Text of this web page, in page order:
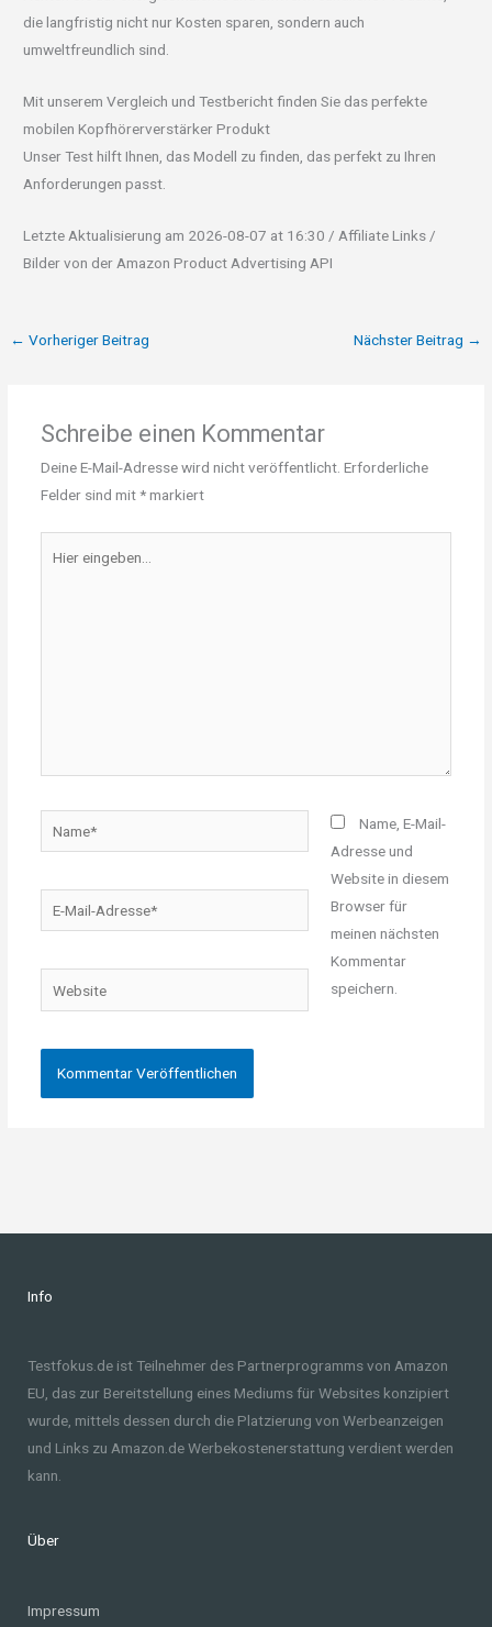
die langfristig nicht nur Kosten sparen, sondern auch
umweltfreundlich sind.
Mit unserem Vergleich und Testbericht finden Sie das perfekte
mobilen Kopfhörerverstärker Produkt
Unser Test hilft Ihnen, das Modell zu finden, das perfekt zu Ihren
Anforderungen passt.
Letzte Aktualisierung am 2026-08-07 at 16:30 / Affiliate Links /
Bilder von der Amazon Product Advertising API
← Vorheriger Beitrag Nächster Beitrag →
Schreibe einen Kommentar
Deine E-Mail-Adresse wird nicht veröffentlicht. Erforderliche
Felder sind mit*markiert
eingeben…
Mail-
Website
Name, E-Mail-
Adresse und
Website in diesem
Browser für
meinen nächsten
Kommentar
speichern.
Info
Testfokus.de ist Teilnehmer des Partnerprogramms von Amazon
EU, das zur Bereitstellung eines Mediums für Websites konzipiert
wurde, mittels dessen durch die Platzierung von Werbeanzeigen
und Links zu Amazon.de Werbekostenerstattung verdient werden
kann.
Über
Impressum